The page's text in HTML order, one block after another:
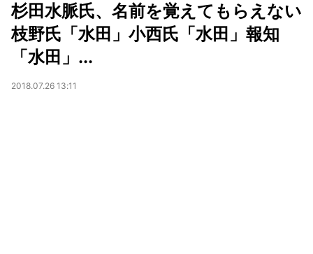
杉田水脈氏、名前を覚えてもらえない
枝野氏「水田」小西氏「水田」報知
「水田」...
2018.07.26 13:11